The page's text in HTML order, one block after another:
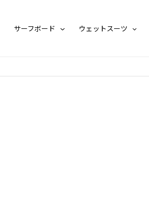
サーフボード ウェットスーツ